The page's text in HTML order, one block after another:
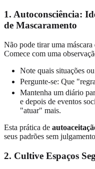
1. Autoconsciência:
de Mascaramento
Não pode tirar uma máscara
Comece com uma
Note quais situações
Pergunte-se: Que
Mantenha um diário
e depois de eventos
"atuar" mais.
Esta prática de
seus padrões sem
2. Cultive Espaços